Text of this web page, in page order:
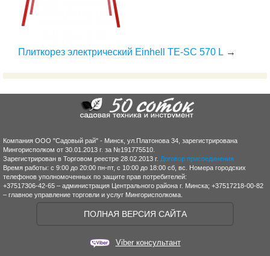
Плиткорез электрический Einhell TE-SC 570 L →
Компания ООО "Садовый рай" - Минск, ул.Платонова 34, зарегистрирована
Мингорисполком от 30.01.2013 г. за №191775510.
Зарегистрирован в Торговом реестре 28.02.2013 г. Договор присоединения
Время работы: с 9:00 до 20:00 пн-пт, с 10:00 до 18:00 сб, вс. Номера городских
телефонов уполномоченных по защите прав потребителей:
+37517306-42-65 – администрация Центрального района г. Минска; +37517218-00-82
– главное управление торговли и услуг Мингорисполкома.
ПОЛНАЯ ВЕРСИЯ САЙТА
Viber консультант